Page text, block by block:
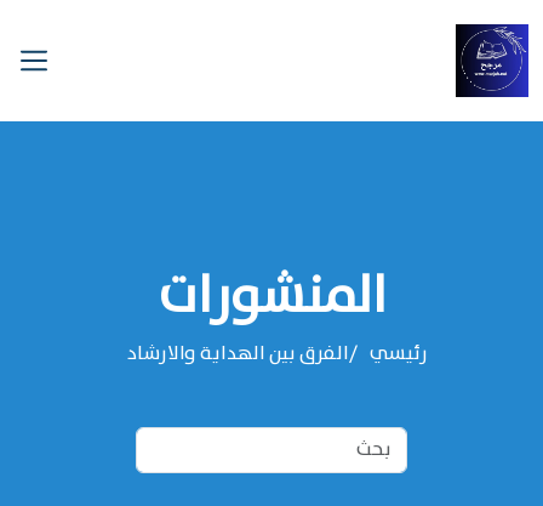
المنشورات
رئيسي الفرق بين الهداية والارشاد